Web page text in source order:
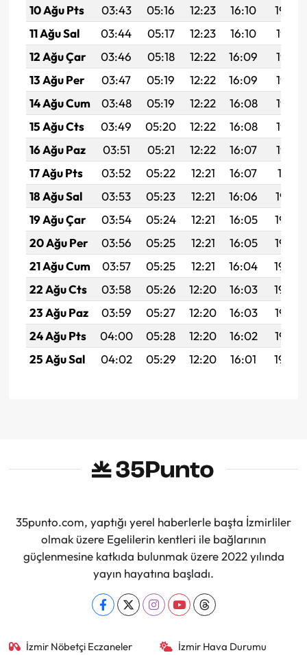
10 Ağu Pts 03:43 05:16 12:23 16:10
19:20
11 Ağu Sal
03:44 05:17 12:23 16:10
19:18
12 Ağu Çar
03:46 05:18 12:22 16:09
19:17
13 Ağu Per
03:47 05:19 12:22 16:09
19:16
14 Ağu Cum
03:48 05:19 12:22 16:08
19:15
15 Ağu Cts
03:49 05:20 12:22 16:08
19:14
16 Ağu Paz
03:51 05:21 12:22 16:07
19:12
17 Ağu Pts
03:52 05:22 12:21 16:07
19:11
18 Ağu Sal
03:53 05:23 12:21 16:06
19:10
19 Ağu Çar
03:54 05:24 12:21 16:05
19:08
20 Ağu Per
03:56 05:25 12:21 16:05
19:07
21 Ağu Cum
03:57 05:25 12:21 16:04
19:06
22 Ağu Cts
03:58 05:26 12:20 16:03
19:04
23 Ağu Paz
03:59 05:27 12:20 16:03
19:03
24 Ağu Pts
04:00 05:28 12:20 16:02
19:02
25 Ağu Sal
04:02 05:29 12:20 16:01 19:00
35punto.com, yaptığı yerel haberlerle başta İzmirliler
olmak üzere Egelilerin kentleri ile bağlarının
güçlenmesine katkıda bulunmak üzere 2022 yılında
yayın hayatına başladı.
İzmir Nöbetçi Eczaneler İzmir Hava Durumu